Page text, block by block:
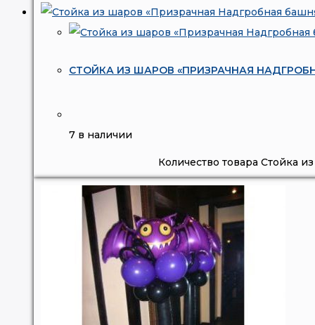
СТОЙКА ИЗ ШАРОВ «ПРИЗРАЧНАЯ
7 в наличии
Количество товара Стойка